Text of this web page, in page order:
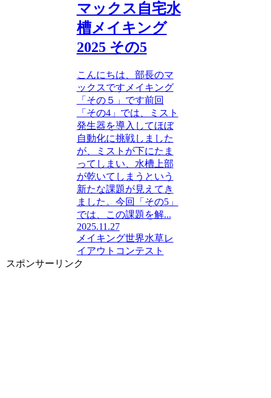
マックス自宅水
槽メイキング
2025 その5
こんにちは、部長のマ
ックスですメイキング
「その５」です前回
「その4」では、ミスト
発生器を導入してほぼ
自動化に挑戦しました
が、ミストが下にたま
ってしまい、水槽上部
が乾いてしまうという
新たな課題が見えてき
ました。今回「その5」
では、この課題を解...
2025.11.27
メイキング世界水草レ
イアウトコンテスト
スポンサーリンク